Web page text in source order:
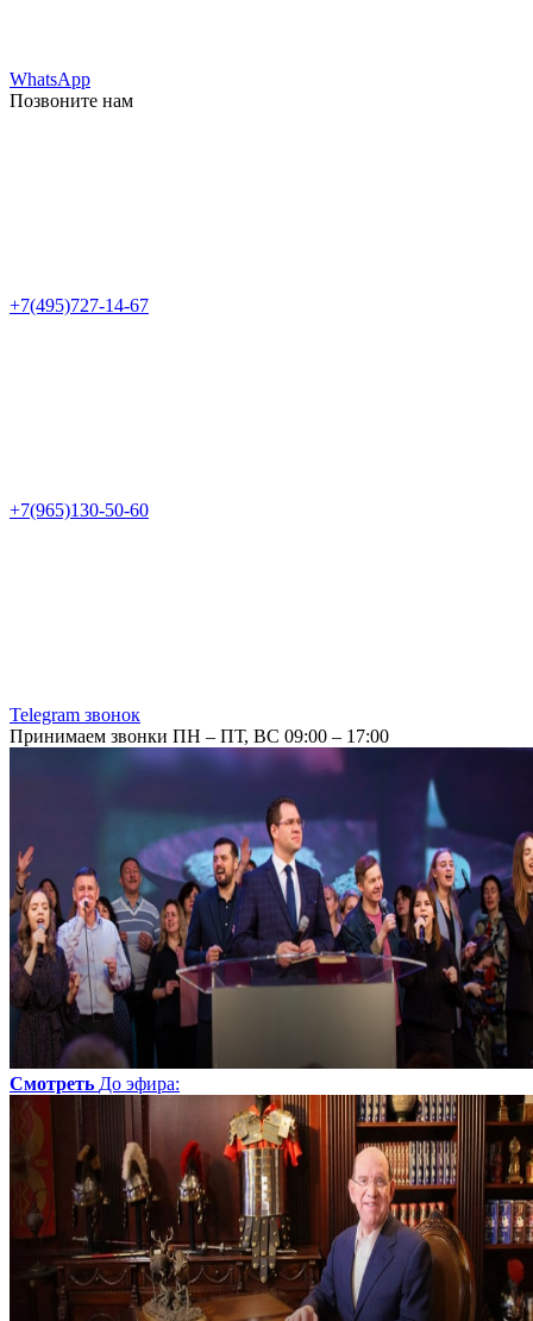
WhatsApp
Позвоните нам
+7(495)727-14-67
+7(965)130-50-60
Telegram звонок
Принимаем звонки ПН – ПТ, ВС 09:00 – 17:00
Смотреть До эфира: